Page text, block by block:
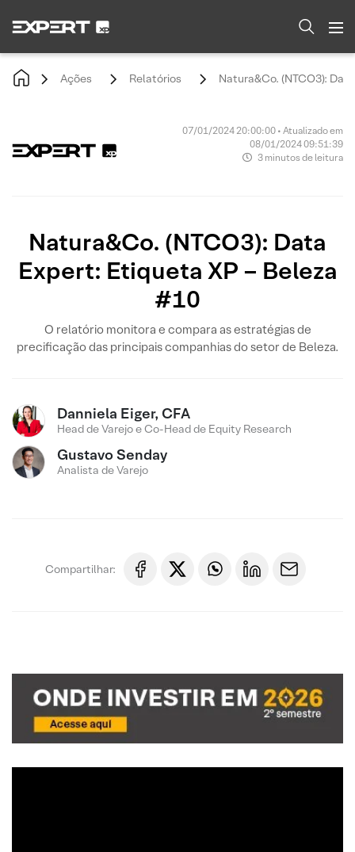
Ações Relatórios Natura&Co. (NTCO3):
07/01/2024 20:00:00 • Atualizado em
08/01/2024 09:51:39
3 minutos de leitura
Natura&Co. (NTCO3): Data
Expert: Etiqueta XP – Beleza
#10
O relatório monitora e compara as estratégias de
precificação das principais companhias do setor de Beleza.
Danniela Eiger, CFA
Head de Varejo e Co-Head de Equity Research
Gustavo Senday
Analista de Varejo
Compartilhar: